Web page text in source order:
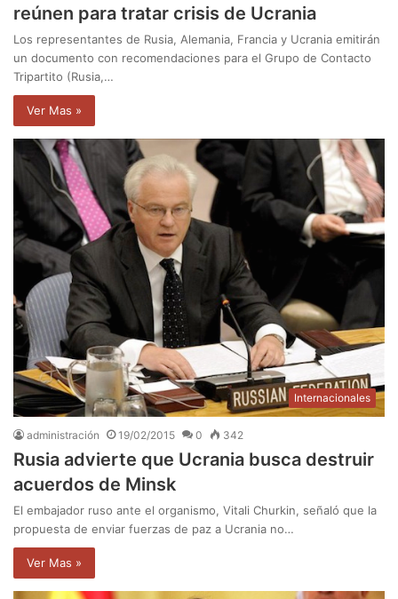
reúnen para tratar crisis de Ucrania
Los representantes de Rusia, Alemania, Francia y Ucrania emitirán
un documento con recomendaciones para el Grupo de Contacto
Tripartito (Rusia,…
Ver Mas »
Internacionales
administración 19/02/2015 0 342
Rusia advierte que Ucrania busca destruir
acuerdos de Minsk
El embajador ruso ante el organismo, Vitali Churkin, señaló que la
propuesta de enviar fuerzas de paz a Ucrania no…
Ver Mas »